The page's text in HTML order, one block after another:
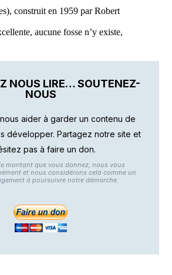
NOUS LIRE… SOUTENEZ-
NOUS
aider à garder un contenu de
développer. Partagez notre site et
pas à faire un don.
montant que vous donnez, nous vous
et nous considérons cela comme un
à poursuivre notre démarche.